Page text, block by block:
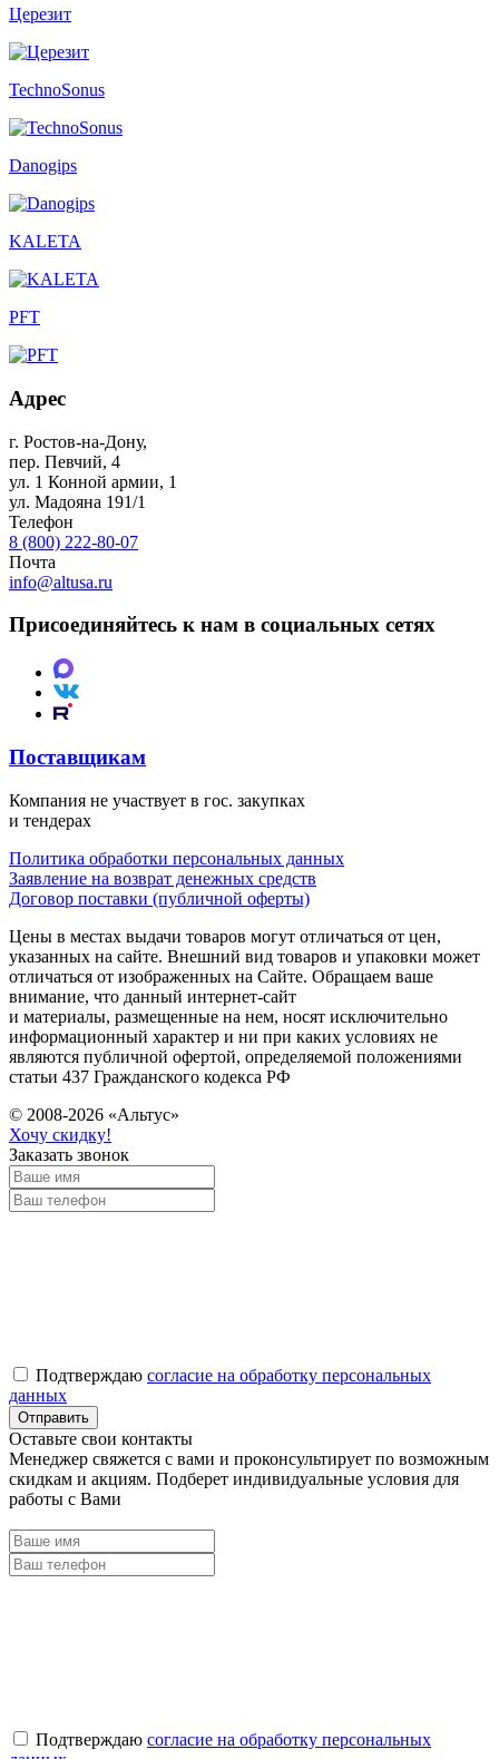
Церезит
TechnoSonus
Danogips
KALETA
PFT
Адрес
г. Ростов-на-Дону,
пер. Певчий, 4
ул. 1 Конной армии, 1
ул. Мадояна 191/1
Телефон
8 (800) 222-80-07
Почта
info@altusa.ru
Присоединяйтесь к нам в социальных сетях
Поставщикам
Компания не участвует в гос. закупках
и тендерах
Политика обработки персональных данных
Заявление на возврат денежных средств
Договор поставки (публичной оферты)
Цены в местах выдачи товаров могут отличаться от цен,
указанных на сайте. Внешний вид товаров и упаковки может
отличаться от изображенных на Сайте. Обращаем ваше
внимание, что данный интернет-сайт
и материалы, размещенные на нем, носят исключительно
информационный характер и ни при каких условиях не
являются публичной офертой, определяемой положениями
статьи 437 Гражданского кодекса РФ
© 2008-2026 «Альтус»
Хочу скидку!
Заказать звонок
Подтверждаю согласие на обработку персональных
данных
Оставьте свои контакты
Менеджер свяжется с вами и проконсультирует по возможным
скидкам и акциям. Подберет индивидуальные условия для
работы с Вами
Подтверждаю согласие на обработку персональных